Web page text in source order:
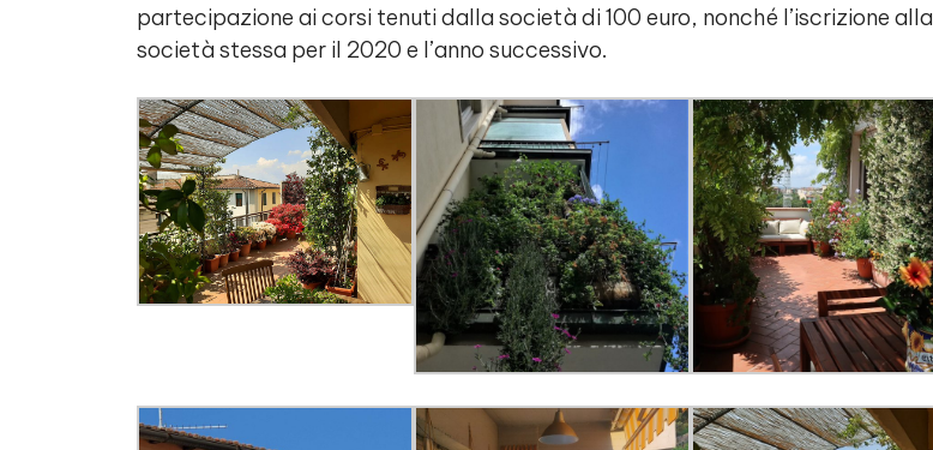
partecipazione ai corsi tenuti dalla società di 100 euro, nonché l’iscrizione alla
società stessa per il 2020 e l’anno successivo.